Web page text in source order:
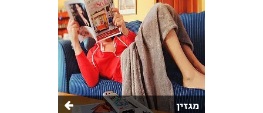
מגזין